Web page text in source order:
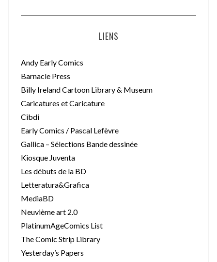
LIENS
Andy Early Comics
Barnacle Press
Billy Ireland Cartoon Library & Museum
Caricatures et Caricature
Cibdi
Early Comics / Pascal Lefèvre
Gallica – Sélections Bande dessinée
Kiosque Juventa
Les débuts de la BD
Letteratura&Grafica
MediaBD
Neuvième art 2.0
PlatinumAgeComics List
The Comic Strip Library
Yesterday’s Papers